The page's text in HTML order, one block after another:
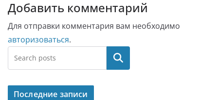
Добавить комментарий
Для отправки комментария вам необходимо
авторизоваться.
Поиск
Последние записи